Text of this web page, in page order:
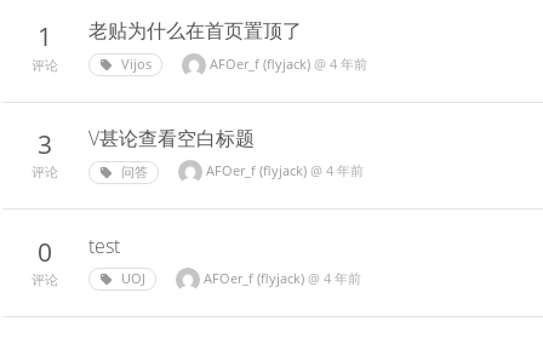
1
评论
老贴为什么在首页置顶了
Vijos AFOer_f (flyjack) @ 4 年前
3
评论
V甚论查看空白标题
问答 AFOer_f (flyjack) @ 4 年前
0
评论
test
UOJ AFOer_f (flyjack) @ 4 年前